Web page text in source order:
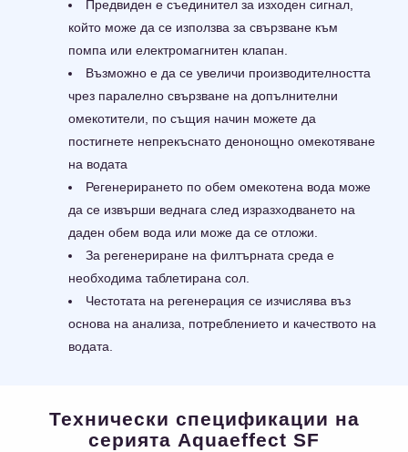
Предвиден е съединител за изходен сигнал,
който може да се използва за свързване към
помпа или електромагнитен клапан.
Възможно е да се увеличи производителността
чрез паралелно свързване на допълнителни
омекотители, по същия начин можете да
постигнете непрекъснато денонощно омекотяване
на водата
Регенерирането по обем омекотена вода може
да се извърши веднага след изразходването на
даден обем вода или може да се отложи.
За регенериране на филтърната среда е
необходима таблетирана сол.
Честотата на регенерация се изчислява въз
основа на анализа, потреблението и качеството на
водата.
Технически спецификации на
серията Aquaeffect SF